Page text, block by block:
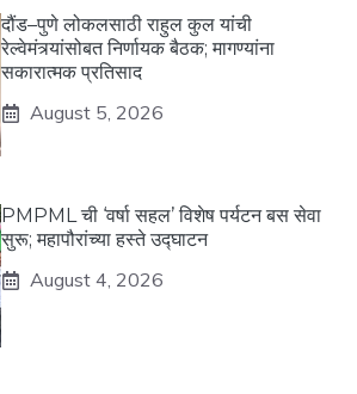
दौंड–पुणे लोकलसाठी राहुल कुल यांची
रेल्वेमंत्र्यांसोबत निर्णायक बैठक; मागण्यांना
सकारात्मक प्रतिसाद
August 5, 2026
PMPML ची ‘वर्षा सहल’ विशेष पर्यटन बस सेवा
सुरू; महापौरांच्या हस्ते उद्घाटन
August 4, 2026